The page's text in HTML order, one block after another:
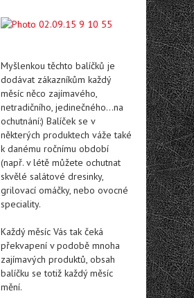
Myšlenkou těchto balíčků je
dodávat zákazníkům každý
měsíc něco zajímavého,
netradičního, jedinečného…na
ochutnání:) Balíček se v
některých produktech váže také
k danému ročnímu období
(např. v létě můžete ochutnat
skvělé salátové dresinky,
grilovací omáčky, nebo ovocné
speciality.
Každý měsíc Vás tak čeká
překvapení v podobě mnoha
zajímavých produktů, obsah
balíčku se totiž každý měsíc
mění.